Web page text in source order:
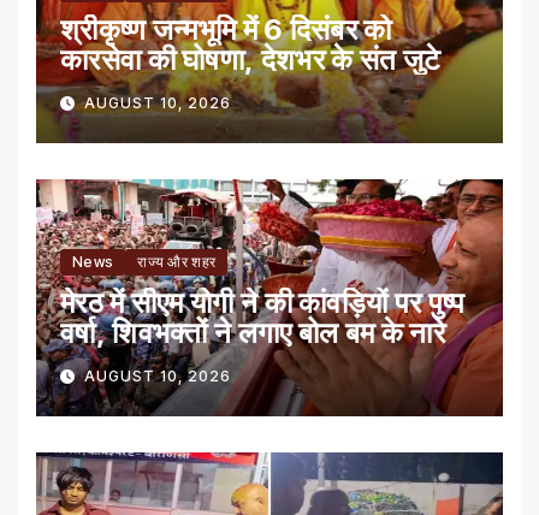
श्रीकृष्ण जन्मभूमि में 6 दिसंबर को
कारसेवा की घोषणा, देशभर के संत जुटे
AUGUST 10, 2026
News राज्य और शहर
मेरठ में सीएम योगी ने की कांवड़ियों पर पुष्प
वर्षा, शिवभक्तों ने लगाए बोल बम के नारे
AUGUST 10, 2026